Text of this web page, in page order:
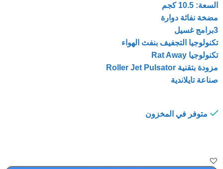
السعة: 10.5 كجم
مضخة نفاثة دوارة
3برامج غسيل
تكنولوجيا التجفيف بنفث الهواء
تكنولوجيا Rat Away
مزودة بتقنية Roller Jet Pulsator
صناعة تايلاندية
متوفر في المخزون